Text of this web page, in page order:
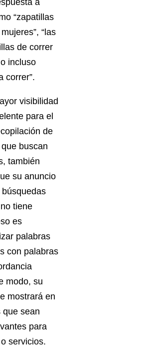
“zapatillas
“las
de correr
incluso
correr”.
visibilidad
para el
de
buscan
también
su anuncio
tiene
es
palabras
con palabras
modo, su
mostrará en
que sean
para
servicios.